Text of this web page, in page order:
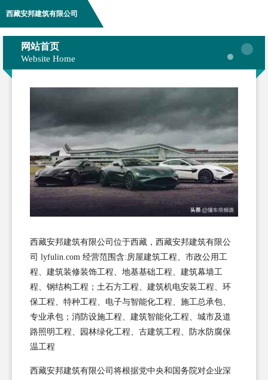
西藏安邦建筑有限公司
网站首页
Website Home
西藏安邦建筑有限公司位于西藏，西藏安邦建筑有限公
司 lyfulin.com 经营范围含:房屋建筑工程、市政公用工
程、建筑装修装饰工程、地基基础工程、建筑幕墙工
程、钢结构工程；土石方工程、建筑机电安装工程、环
保工程、特种工程、电子与智能化工程、施工总承包、
专业承包；消防设施工程、建筑智能化工程、城市及道
路照明工程、园林绿化工程、古建筑工程、防水防腐保
温工程
西藏安邦建筑有限公司将根据党中央和国务院对企业深